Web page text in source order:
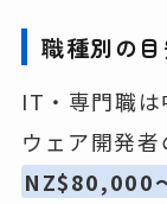
職種別の
IT・専門職は
ウェア開発
NZ$80,000